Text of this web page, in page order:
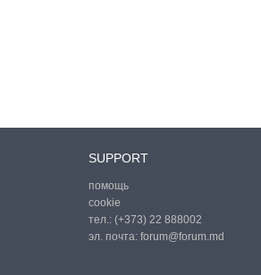
SUPPORT
помощь
cookie
тел.: (+373) 22 888002
эл. почта: forum@forum.md